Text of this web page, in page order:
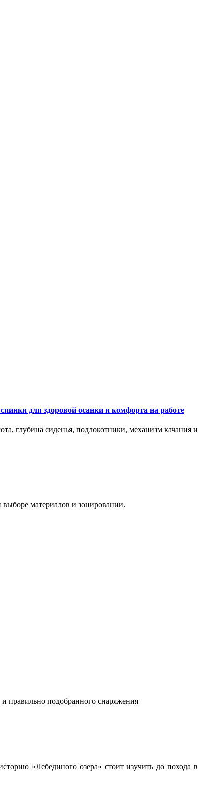
для здоровой осанки и комфорта на работе
глубина сиденья, подлокотники, механизм качания и
выборе материалов и зонировании.
правильно подобранного снаряжения
«Лебединого озера» стоит изучить до похода в